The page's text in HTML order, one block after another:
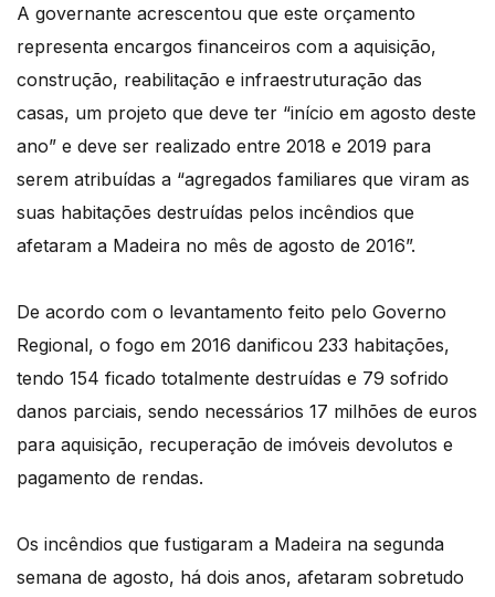
A governante acrescentou que este orçamento
representa encargos financeiros com a aquisição,
construção, reabilitação e infraestruturação das
casas, um projeto que deve ter “início em agosto deste
ano” e deve ser realizado entre 2018 e 2019 para
serem atribuídas a “agregados familiares que viram as
suas habitações destruídas pelos incêndios que
afetaram a Madeira no mês de agosto de 2016”.
De acordo com o levantamento feito pelo Governo
Regional, o fogo em 2016 danificou 233 habitações,
tendo 154 ficado totalmente destruídas e 79 sofrido
danos parciais, sendo necessários 17 milhões de euros
para aquisição, recuperação de imóveis devolutos e
pagamento de rendas.
Os incêndios que fustigaram a Madeira na segunda
semana de agosto, há dois anos, afetaram sobretudo